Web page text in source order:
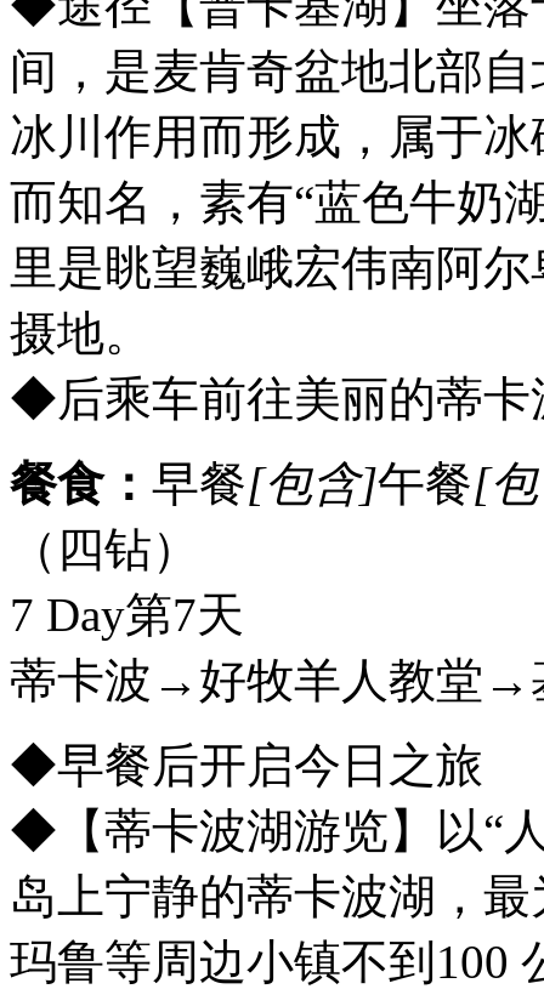
间，是麦肯奇盆地北部
冰川作用而形成，属于
而知名，素有“蓝色牛奶
里是眺望巍峨宏伟南阿
摄地。
◆后乘车前往美丽的蒂卡
餐食： 早餐[包含]午餐[
（四钻）
7 Day第7天
蒂卡波→好牧羊人教堂→
◆早餐后开启今日之旅
◆【蒂卡波湖游览】以“
岛上宁静的蒂卡波湖，
玛鲁等周边小镇不到100